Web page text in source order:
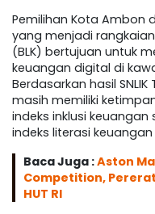
Pemilihan Kota Ambon
yang menjadi
(BLK) bertujuan untuk
keuangan digital di
Berdasarkan hasil SNLIK
masih memiliki
indeks inklusi keuangan
indeks literasi
Baca Juga :Aston
Competition,
HUT RI